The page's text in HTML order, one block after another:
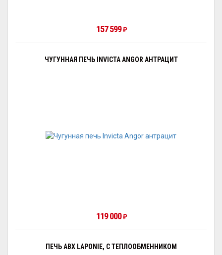
157 599₽
ЧУГУННАЯ ПЕЧЬ INVICTA ANGOR АНТРАЦИТ
119 000₽
ПЕЧЬ ABX LAPONIE, С ТЕПЛООБМЕННИКОМ